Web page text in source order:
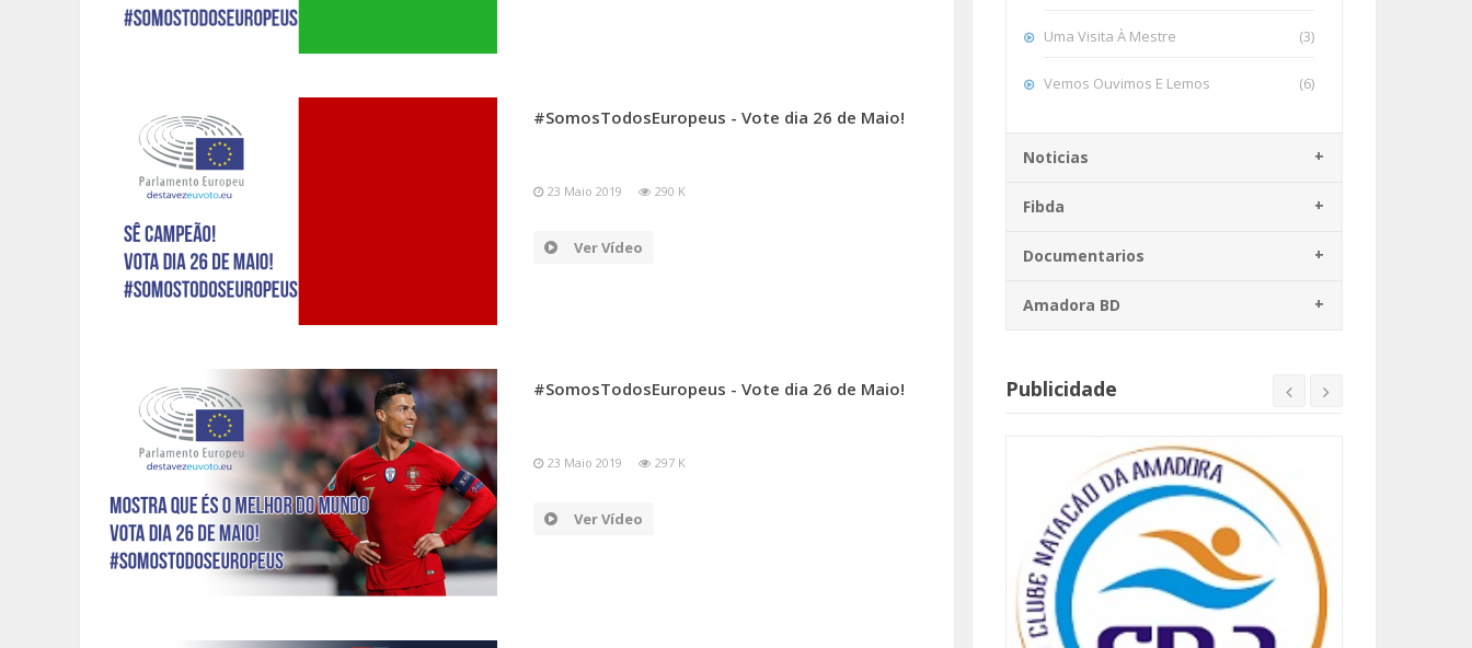
#SomosTodosEuropeus - Vote dia 26 de Maio!
23 Maio 2019 290 K
Ver Vídeo
#SomosTodosEuropeus - Vote dia 26 de Maio!
23 Maio 2019 297 K
Ver Vídeo
Uma Visita À Mestre (3)
Vemos Ouvimos E Lemos (6)
Noticias
Fibda
Documentarios
Amadora BD
Publicidade